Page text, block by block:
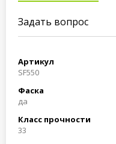
Задать вопрос
Артикул
SF550
Фаска
да
Класс прочности
33